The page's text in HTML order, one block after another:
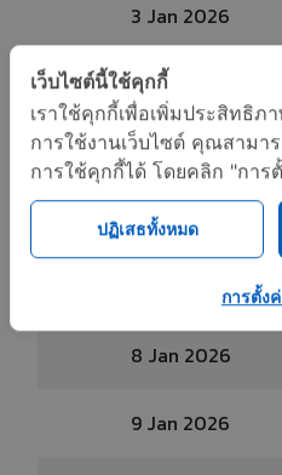
3 Jan 2026
4 Jan 2026
5 Jan 2026
6 Jan 2026
7 Jan 2026
8 Jan 2026
9 Jan 2026
เว็บไซต์นี้ใช้คุกกี้
เราใช้คุกกี้เพื่อเพิ่มประสิทธิ
การใช้งานเว็บไซต์ คุณสามา
การใช้คุกกี้ได้ โดยคลิก "การ
ปฏิเสธทั้งหมด
การตั้ง